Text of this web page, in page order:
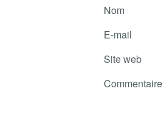
Nom
E-mail
Site web
Commentaire